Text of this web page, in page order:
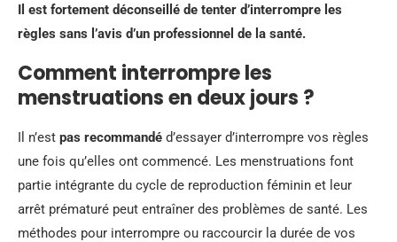
Il est fortement déconseillé de tenter d’interrompre les
règles sans l’avis d’un professionnel de la santé.
Comment interrompre les
menstruations en deux jours ?
Il n’est pas recommandé d’essayer d’interrompre vos règles
une fois qu’elles ont commencé. Les menstruations font
partie intégrante du cycle de reproduction féminin et leur
arrêt prématuré peut entraîner des problèmes de santé. Les
méthodes pour interrompre ou raccourcir la durée de vos